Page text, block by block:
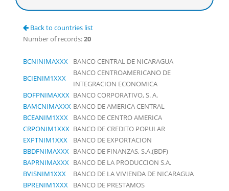
Back to countries list
Number of records:20
BCNINIMAXXX
BANCO CENTRAL DE NICARAGUA
BCIENIM1XXX
BANCO CENTROAMERICANO DE
INTEGRACION ECONOMICA
BOFPNIMAXXX BANCO CORPORATIVO, S. A.
BAMCNIMAXXX BANCO DE AMERICA CENTRAL
BCEANIM1XXX
BANCO DE CENTRO AMERICA
CRPONIM1XXX BANCO DE CREDITO POPULAR
EXPTNIM1XXX
BANCO DE EXPORTACION
BBDFNIMAXXX BANCO DE FINANZAS, S.A.(BDF)
BAPRNIMAXXX BANCO DE LA PRODUCCION S.A.
BVISNIM1XXX
BANCO DE LA VIVIENDA DE NICARAGUA
BPRENIM1XXX
BANCO DE PRESTAMOS